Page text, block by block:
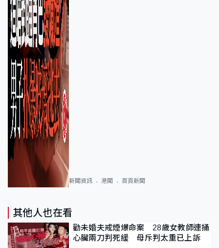
新聞資訊 港聞 首頁新聞
其他人也在看
勸未婚夫戒煙爆命案 28歲女教師連捅
心臟兩刀判死緩 母斥判太重已上訴